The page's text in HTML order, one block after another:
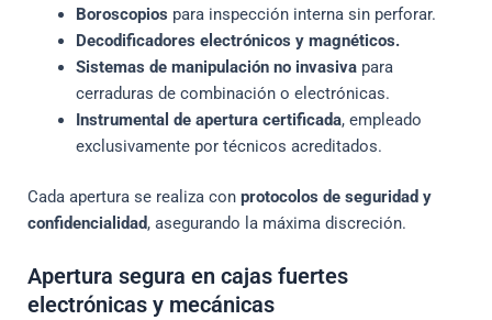
Boroscopios para inspección interna sin perforar.
Decodificadores electrónicos y magnéticos.
Sistemas de manipulación no invasivapara
cerraduras de combinación o electrónicas.
Instrumental de apertura certificada, empleado
exclusivamente por técnicos acreditados.
Cada apertura se realiza con protocolos de seguridad y
confidencialidad, asegurando la máxima discreción.
Apertura segura en cajas fuertes
electrónicas y mecánicas